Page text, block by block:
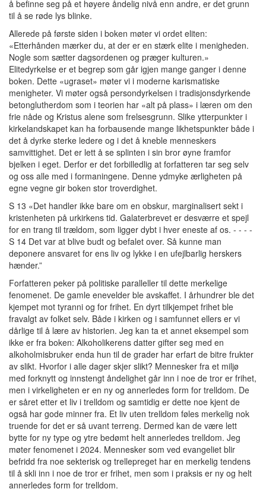
å befinne seg på et høyere åndelig nivå enn andre, er det grunn
til å se røde lys blinke.
Allerede på første siden i boken møter vi ordet eliten:
«Etterhånden mærker du, at der er en stærk elite i menigheden.
Nogle som sætter dagsordenen og præger kulturen.»
Elitedyrkelse er et begrep som går igjen mange ganger i denne
boken. Dette «ugraset» møter vi i moderne karismatiske
menigheter. Vi møter også persondyrkelsen i tradisjonsdyrkende
betonglutherdom som i teorien har «alt på plass» i læren om den
frie nåde og Kristus alene som frelsesgrunn. Slike ytterpunkter i
kirkelandskapet kan ha forbausende mange likhetspunkter både i
det å dyrke sterke ledere og i det å kneble menneskers
samvittighet. Det er lett å se splinten i sin bror øyne framfor
bjelken i eget. Derfor er det forbilledlig at forfatteren tar seg selv
og oss alle med i formaningene. Denne ydmyke ærligheten på
egne vegne gir boken stor troverdighet.
S 13 «Det handler ikke bare om en obskur, marginalisert sekt i
kristenheten på urkirkens tid. Galaterbrevet er desværre et spejl
for en trang til trældom, som ligger dybt i hver eneste af os. - - - -
S 14 Det var at blive budt og befalet over. Så kunne man
deponere ansvaret for ens liv og lykke i en ufejlbarlig herskers
hænder.”
Forfatteren peker på politiske paralleller til dette merkelige
fenomenet. De gamle enevelder ble avskaffet. I århundrer ble det
kjempet mot tyranni og for frihet. En dyrt tilkjempet frihet ble
fravalgt av folket selv. Både i kirken og i samfunnet ellers er vi
dårlige til å lære av historien. Jeg kan ta et annet eksempel som
ikke er fra boken: Alkoholikerens datter gifter seg med en
alkoholmisbruker enda hun til de grader har erfart de bitre frukter
av slikt. Hvorfor i alle dager skjer slikt? Mennesker fra et miljø
med forknytt og innstengt åndelighet går inn i noe de tror er frihet,
men i virkeligheten er en ny og annerledes form for trelldom. De
er såret etter et liv i trelldom og samtidig er dette noe kjent de
også har gode minner fra. Et liv uten trelldom føles merkelig nok
truende for det er så uvant terreng. Dermed kan de være lett
bytte for ny type og ytre bedømt helt annerledes trelldom. Jeg
møter fenomenet i 2024. Mennesker som ved evangeliet blir
befridd fra noe sekterisk og trellepreget har en merkelig tendens
til å skli inn i noe de tror er frihet, men som i praksis er ny og helt
annerledes form for trelldom.